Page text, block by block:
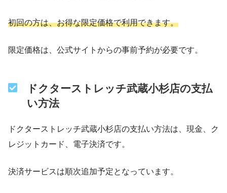
初回の方は、お得な限定価格で利用できます。
限定価格は、公式サイトからの事前予約が必要です。
ドクターストレッチ武蔵小杉店の支払
い方法
ドクターストレッチ武蔵小杉店の支払い方法は、現金、ク
レジットカード、電子決済です。
決済サービスは順次追加予定となっています。